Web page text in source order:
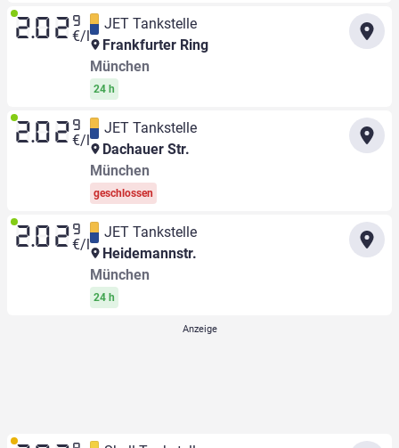
2.02 9
€/l
JET Tankstelle
Frankfurter Ring
München
24 h
2.02 9
€/l
JET Tankstelle
Dachauer Str.
München
geschlossen
2.02 9
€/l
JET Tankstelle
Heidemannstr.
München
24 h